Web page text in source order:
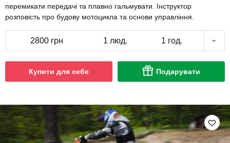
перемикати передачі та плавно гальмувати. Інструктор
розповість про будову мотоцикла та основи управління.
2800 грн 1 люд. 1 год.
Купити для себе Подарувати